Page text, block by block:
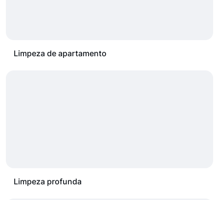
Limpeza de apartamento
Limpeza profunda